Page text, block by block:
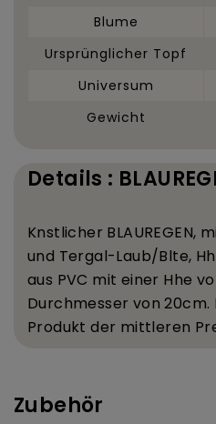
Blume
Ursprünglicher Topf
Universum
Gewicht
Details :
Knstlicher BLAUREGEN,
und Tergal-Laub/Blte, H
aus PVC mit einer Hhe
Durchmesser von 20cm.
Produkt der mittleren
Zubehör